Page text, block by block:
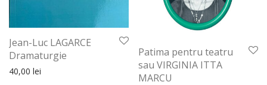
Jean-Luc LAGARCE
Dramaturgie
40,00 lei
Patima pentru teatru
sau VIRGINIA ITTA
MARCU